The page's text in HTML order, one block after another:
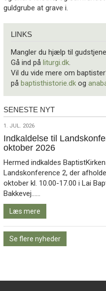
guldgrube at grave i.
LINKS
Mangler du hjælp til
Gå ind på liturgi.dk
Vil du vide mere om
på baptisthistorie.dk og
Seneste
SENESTE NYT
1.
jul.
2026
1. JUL. 2026
Indkaldelse til
oktober 2026
Hermed indkaldes
Landskonference 2, der
oktober kl. 10.00-17.00 i Lai
Bakkevej……
mere
Læs mere
Se flere nyheder